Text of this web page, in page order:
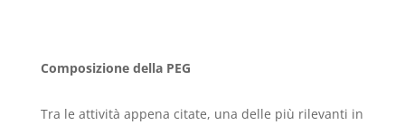
Composizione della PEG
Tra le attività appena citate, una delle più rilevanti in